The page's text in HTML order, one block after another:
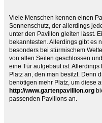
Viele Menschen kennen einen
Sonnenschutz, der allerdings
unter den Pavillon gleiten lässt.
bekanntesten. Allerdings gibt es
besonders bei stürmischem
von allen Seiten geschlossen
eine Tür aufgebaut ist.
Platz an, den man besitzt. Denn
benötigen mehr Platz, um diese
http://www.gartenpavillion.org
passenden Pavillons an.